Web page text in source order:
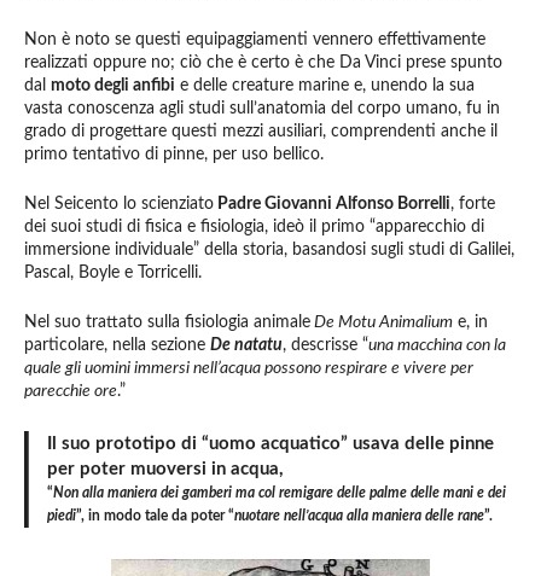
Non è noto se questi equipaggiamenti vennero effettivamente
realizzati oppure no; ciò che è certo è che Da Vinci prese spunto
dal moto degli anfibi e delle creature marine e, unendo la sua
vasta conoscenza agli studi sull’anatomia del corpo umano, fu in
grado di progettare questi mezzi ausiliari, comprendenti anche il
primo tentativo di pinne, per uso bellico.
Nel Seicento lo scienziato Padre Giovanni Alfonso Borrelli, forte
dei suoi studi di fisica e fisiologia, ideò il primo “apparecchio di
immersione individuale” della storia, basandosi sugli studi di Galilei,
Pascal, Boyle e Torricelli.
Nel suo trattato sulla fisiologia animale De Motu Animalium e, in
particolare, nella sezione De natatu, descrisse “una macchina con la
quale gli uomini immersi nell’acqua possono respirare e vivere per
parecchie ore.”
Il suo prototipo di “uomo acquatico” usava delle pinne
per poter muoversi in acqua,
“Non alla maniera dei gamberi ma col remigare delle palme delle mani e dei
piedi”, in modo tale da poter “nuotare nell’acqua alla maniera delle rane”.